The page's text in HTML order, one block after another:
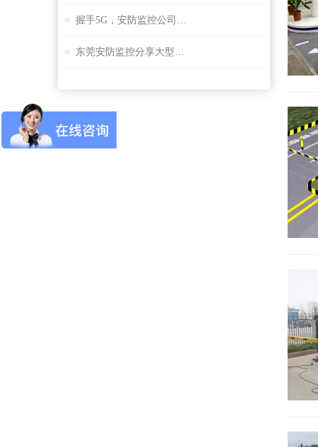
握手5G，安防监控公司谈描绘未来大交通云锦蓝图
东莞安防监控分享大型桥隧监控系统解决方案设计